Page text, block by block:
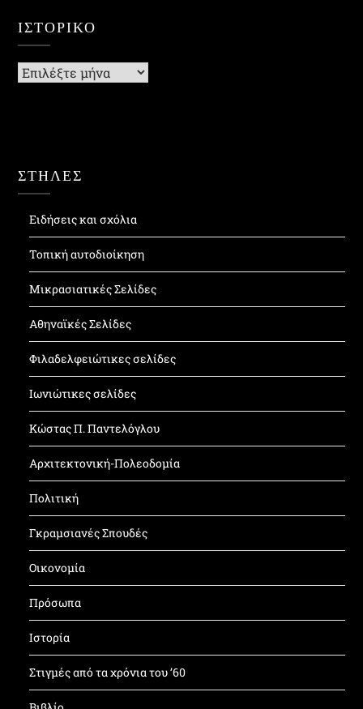
ΙΣΤΟΡΙΚΌ
Ιστορικό
ΣΤΗΛΕΣ
Ειδήσεις και σχόλια
Τοπική αυτοδιοίκηση
Μικρασιατικές Σελίδες
Αθηναϊκές Σελίδες
Φιλαδελφειώτικες σελίδες
Ιωνιώτικες σελίδες
Κώστας Π. Παντελόγλου
Αρχιτεκτονική-Πολεοδομία
Πολιτική
Γκραμσιανές Σπουδές
Οικονομία
Πρόσωπα
Ιστορία
Στιγμές από τα χρόνια του ’60